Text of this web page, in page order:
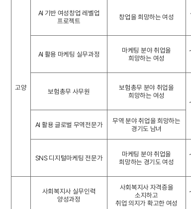
고양
AI 기반 여성창업 레벨업
프로젝트
창업을 희망하는 여성
AI 활용 마케팅 실무과정
마케팅 분야 취업을
희망하는 여성
보험총무 사무원
보험총무 분야 취업을
희망하는 여성
AI 활용 글로벌 무역전문가
무역 분야 취업을 희망하는
경기도 남녀
SNS 디지털마케팅 전문가
마케팅 분야 취업을
희망하는 경기도 여성
사회복지사 실무인력
양성과정
사회복지사 자격증을
소지하고
취업 의지가 확고한 여성